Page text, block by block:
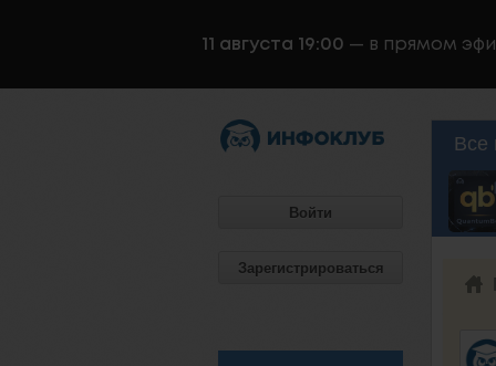
11 августа 19:00 — в прямом
Войти
Зарегистрироваться
Все